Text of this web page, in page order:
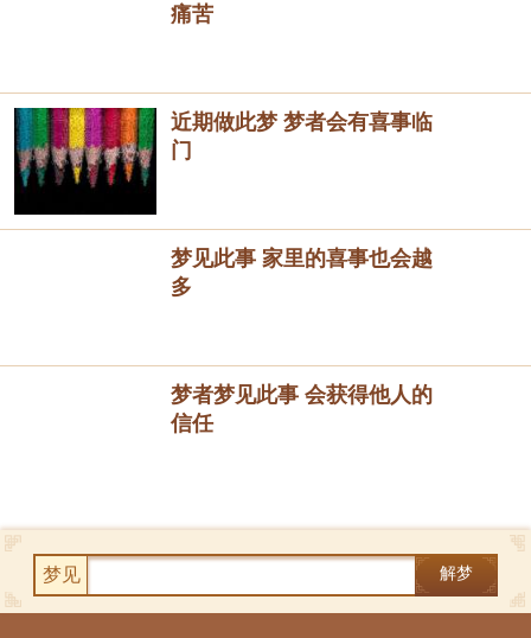
痛苦
近期做此梦 梦者会有喜事临
门
梦见此事 家里的喜事也会越
多
梦者梦见此事 会获得他人的
信任
梦见 解梦